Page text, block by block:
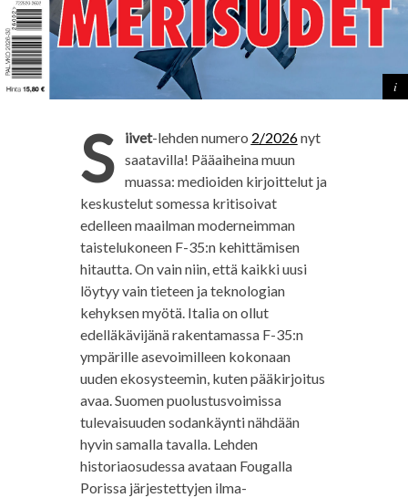
S iivet-lehden numero 2/2026nyt
saatavilla! Pääaiheina muun
muassa: medioiden kirjoittelut ja
keskustelut somessa kritisoivat
edelleen maailman moderneimman
taistelukoneen F-35:n kehittämisen
hitautta. On vain niin, että kaikki uusi
löytyy vain tieteen ja teknologian
kehyksen myötä. Italia on ollut
edelläkävijänä rakentamassa F-35:n
ympärille asevoimilleen kokonaan
uuden ekosysteemin, kuten pääkirjoitus
avaa. Suomen puolustusvoimissa
tulevaisuuden sodankäynti nähdään
hyvin samalla tavalla. Lehden
historiaosudessa avataan Fougalla
Porissa järjestettyjen ilma-